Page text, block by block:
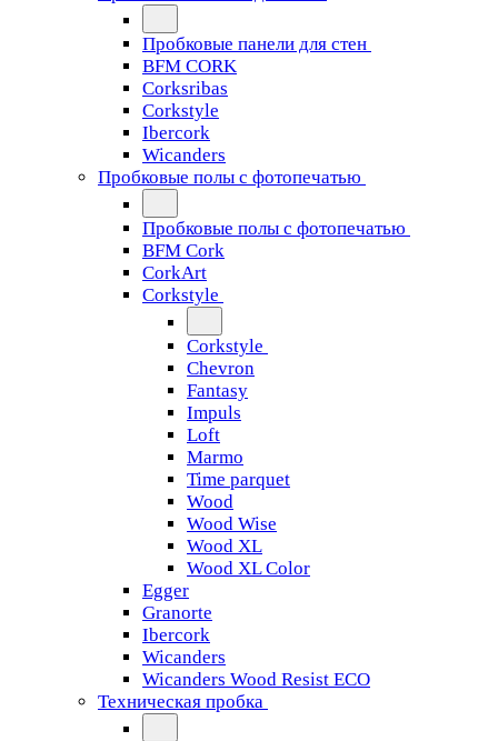
Пробковые панели для стен
BFM CORK
Corksribas
Corkstyle
Ibercork
Wicanders
Пробковые полы с фотопечатью
Пробковые полы с фотопечатью
BFM Cork
CorkArt
Corkstyle
Corkstyle
Chevron
Fantasy
Impuls
Loft
Marmo
Time parquet
Wood
Wood Wise
Wood XL
Wood XL Color
Egger
Granorte
Ibercork
Wicanders
Wicanders Wood Resist ECO
Техническая пробка